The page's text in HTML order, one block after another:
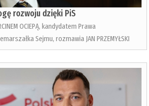
rozwoju dzięki PiS
OCIEPĄ, kandydatem Prawa
Sejmu, rozmawia JAN PRZEMYŁSKI